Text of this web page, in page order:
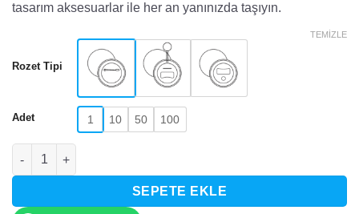
tasarım aksesuarlar ile her an yanınızda taşıyın.
Rozet Tipi
Adet 1 10 50 100
TEMIZLE
Free Palestine Yumruk Tasarımlı Filistin Rozet adet
SEPETE EKLE